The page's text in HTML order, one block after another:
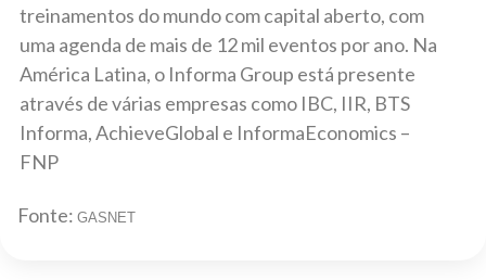
treinamentos do mundo com capital aberto, com
uma agenda de mais de 12 mil eventos por ano. Na
América Latina, o Informa Group está presente
através de várias empresas como IBC, IIR, BTS
Informa, AchieveGlobal e InformaEconomics –
FNP
Fonte: GASNET